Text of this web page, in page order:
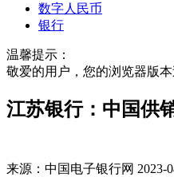
数字人民币
银行
温馨提示：
敬爱的用户，您的浏览器版
江苏银行：中国供
来源： 中国电子银行网 2023-